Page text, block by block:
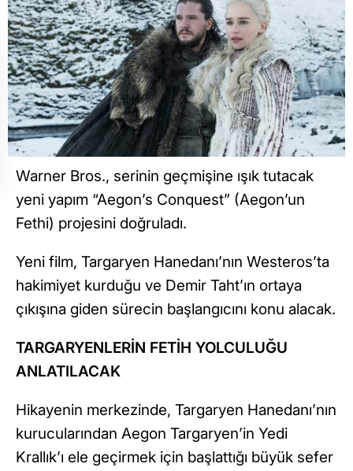
Warner Bros., serinin geçmişine ışık tutacak
yeni yapım “Aegon’s Conquest” (Aegon’un
Fethi) projesini doğruladı.
Yeni film, Targaryen Hanedanı’nın Westeros’ta
hakimiyet kurduğu ve Demir Taht’ın ortaya
çıkışına giden sürecin başlangıcını konu alacak.
TARGARYENLERİN FETİH YOLCULUĞU
ANLATILACAK
Hikayenin merkezinde, Targaryen Hanedanı’nın
kurucularından Aegon Targaryen’in Yedi
Krallık’ı ele geçirmek için başlattığı büyük sefer